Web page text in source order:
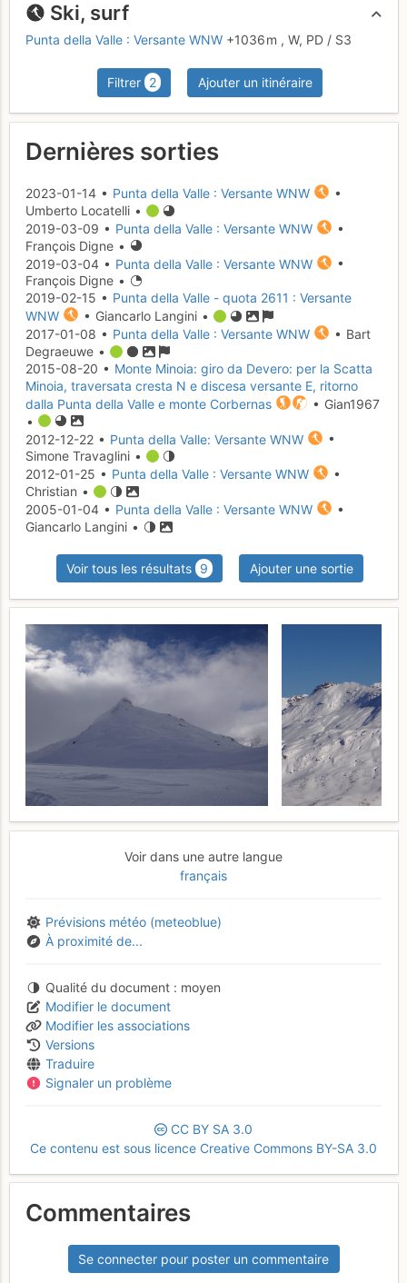
Ski, surf
Punta della Valle : Versante WNW +1036 m , W, PD / S3
Filtrer 2 Ajouter un itinéraire
Dernières sorties
2023-01-14 • Punta della Valle : Versante WNW
•
Umberto Locatelli •
2019-03-09 • Punta della Valle : Versante WNW
•
François Digne •
2019-03-04 • Punta della Valle : Versante WNW
•
François Digne •
2019-02-15 • Punta della Valle - quota 2611 : Versante
WNW
• Giancarlo Langini •
2017-01-08 • Punta della Valle : Versante WNW
• Bart
Degraeuwe •
2015-08-20 • Monte Minoia: giro da Devero: per la Scatta
Minoia, traversata cresta N e discesa versante E, ritorno
dalla Punta della Valle e monte Corbernas
• Gian1967
•
2012-12-22 • Punta della Valle: Versante WNW
•
Simone Travaglini •
2012-01-25 • Punta della Valle : Versante WNW
•
Christian •
2005-01-04 • Punta della Valle : Versante WNW
•
Giancarlo Langini •
Voir tous les résultats 9 Ajouter une sortie
Voir dans une autre langue
français
Prévisions météo (meteoblue)
À proximité de...
Qualité du document
moyen
Modifier le document
Modifier les associations
Versions
Traduire
Signaler un problème
CC BY SA 3.0
Ce contenu est sous licence Creative Commons BY-SA 3.0
Commentaires
Se connecter pour poster un commentaire